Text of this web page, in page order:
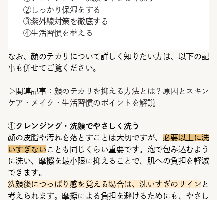
②しっかり保湿をする
③紫外線対策を徹底する
④生活習慣を整える
なお、顔のテカリについて詳しく知りたい方は、以下の記
事も併せてご覧ください。
▷関連記事 ： 顔のテカリを抑える方法とは？原因とスキン
ケア・メイク・生活習慣のポイントを解説
①クレンジング・洗顔でやさしく洗う
顔の皮脂や汚れを落とすことは大切ですが、 必要以上に洗
いすぎない ことも同じくらい重要です。泡で包み込むよう
に洗い、摩擦を最小限に抑えることで、肌への負担を軽減
できます。
洗顔後につっぱり感を覚える場合は、洗いすぎのサイン と
考えられます。摩擦による負担を避けるためにも、やさし